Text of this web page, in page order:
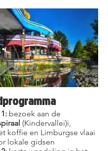
bezoek aan de
(Kindervallei)i,
koffie en Limburgse vlaai
lokale gidsen